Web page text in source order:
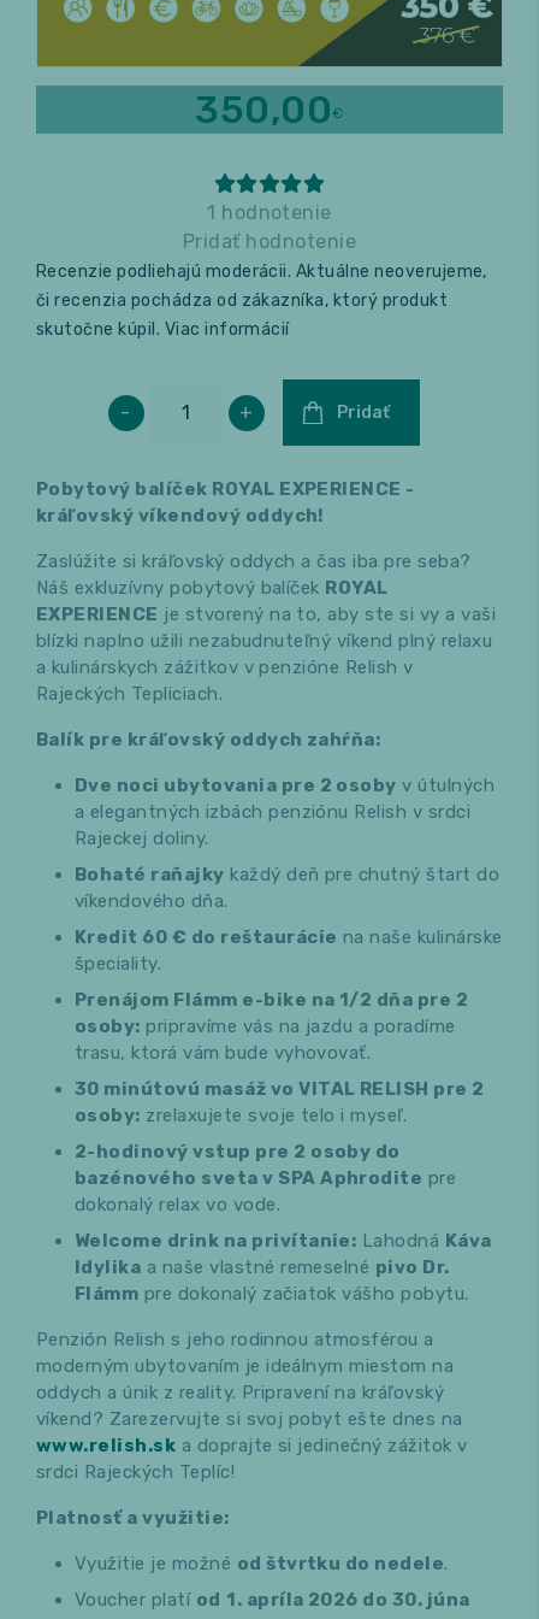
Relax a wellness
Masáže
Fitness
350,00€
1 hodnotenie
Pridať hodnotenie
Recenzie podliehajú moderácii. Aktuálne neoverujeme,
či recenzia pochádza od zákazníka, ktorý produkt
skutočne kúpil. Viac informácií
- + Pridať
Pobytový balíček ROYAL EXPERIENCE -
kráľovský víkendový oddych!
Zaslúžite si kráľovský oddych a čas iba pre seba?
Náš exkluzívny pobytový balíček ROYAL
EXPERIENCE je stvorený na to, aby ste si vy a vaši
blízki naplno užili nezabudnuteľný víkend plný relaxu
a kulinárskych zážitkov v penzióne Relish v
Rajeckých Tepliciach.
Balík pre kráľovský oddych zahŕňa:
Dve noci ubytovania pre 2 osoby v útulných
a elegantných izbách penziónu Relish v srdci
Rajeckej doliny.
Bohaté raňajky každý deň pre chutný štart do
víkendového dňa.
Kredit 60 € do reštaurácie na naše kulinárske
špeciality.
Prenájom Flámm e-bike na 1/2 dňa pre 2
osoby: pripravíme vás na jazdu a poradíme
trasu, ktorá vám bude vyhovovať.
30 minútovú masáž vo VITAL RELISH pre 2
osoby: zrelaxujete svoje telo i myseľ.
2-hodinový vstup pre 2 osoby do
bazénového sveta v SPA Aphrodite pre
dokonalý relax vo vode.
Welcome drink na privítanie: Lahodná Káva
Idylika a naše vlastné remeselné pivo Dr.
Flámm pre dokonalý začiatok vášho pobytu.
Penzión Relish s jeho rodinnou atmosférou a
moderným ubytovaním je ideálnym miestom na
oddych a únik z reality. Pripravení na kráľovský
víkend? Zarezervujte si svoj pobyt ešte dnes na
www.relish.sk a doprajte si jedinečný zážitok v
srdci Rajeckých Teplíc!
Platnosť a využitie:
Využitie je možné od štvrtku do nedele.
Voucher platí od 1. apríla 2026 do 30. júna